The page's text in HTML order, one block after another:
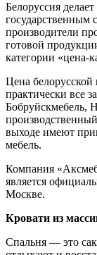
Белоруссия
государственным
производители
готовой
категории «цена-
Цена белорусской
практически все
Бобруйскмебель,
выходе имеют
мебель.
Компания
является
Москве.
Кровати из
Спальня — это